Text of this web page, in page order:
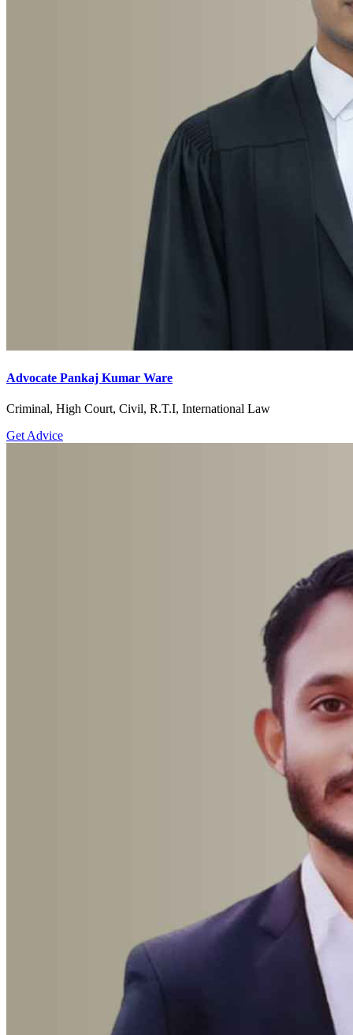
Advocate Pankaj Kumar Ware
Criminal, High Court, Civil, R.T.I, International Law
Get Advice